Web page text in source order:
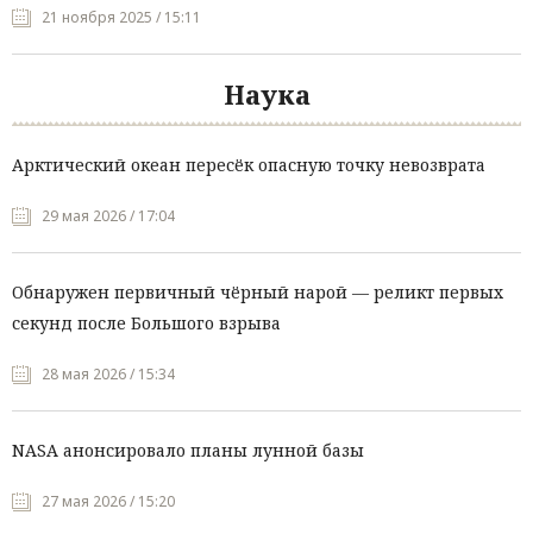
21 ноября 2025 / 15:11
Наука
Арктический океан пересёк опасную точку невозврата
29 мая 2026 / 17:04
Обнаружен первичный чёрный нарой — реликт первых
секунд после Большого взрыва
28 мая 2026 / 15:34
NASA анонсировало планы лунной базы
27 мая 2026 / 15:20